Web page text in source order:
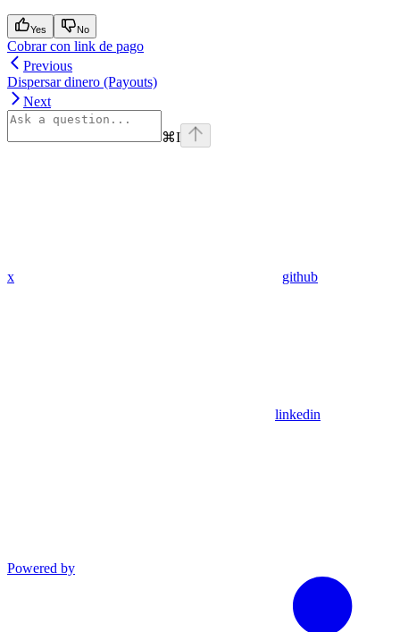
Yes No
Cobrar con link de pago
Previous
Dispersar dinero (Payouts)
Next
⌘I
x github
linkedin
Powered by